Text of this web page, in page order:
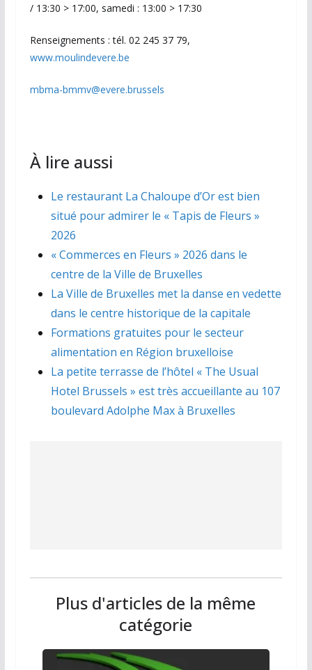
/ 13:30 > 17:00, samedi : 13:00 > 17:30
Renseignements : tél. 02 245 37 79,
www.moulindevere.be
mbma-bmmv@evere.brussels
À lire aussi
Le restaurant La Chaloupe d’Or est bien
situé pour admirer le « Tapis de Fleurs »
2026
« Commerces en Fleurs » 2026 dans le
centre de la Ville de Bruxelles
La Ville de Bruxelles met la danse en vedette
dans le centre historique de la capitale
Formations gratuites pour le secteur
alimentation en Région bruxelloise
La petite terrasse de l’hôtel « The Usual
Hotel Brussels » est très accueillante au 107
boulevard Adolphe Max à Bruxelles
Plus d'articles de la même
catégorie